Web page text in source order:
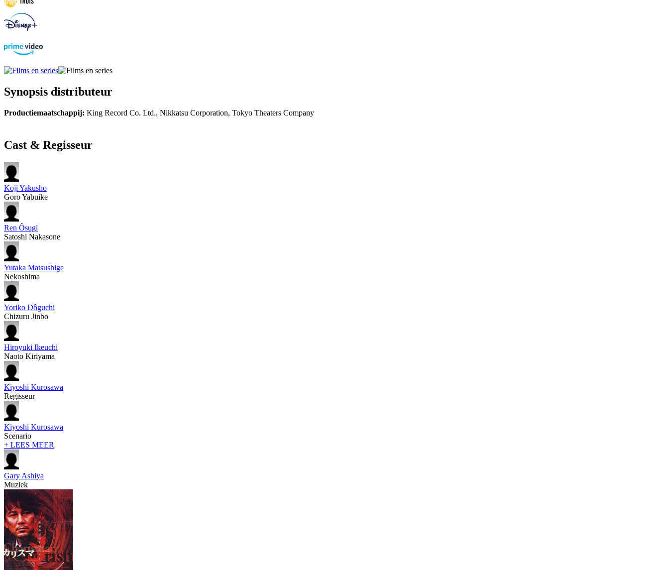
Synopsis distributeur
Productiemaatschappij: King Record Co. Ltd., Nikkatsu Corporation, Tokyo Theaters Company
Cast & Regisseur
Koji Yakusho
Goro Yabuike
Ren Ôsugi
Satoshi Nakasone
Yutaka Matsushige
Nekoshima
Yoriko Dôguchi
Chizuru Jinbo
Hiroyuki Ikeuchi
Naoto Kiriyama
Kiyoshi Kurosawa
Regisseur
Kiyoshi Kurosawa
Scenario
+ LEES MEER
Gary Ashiya
Muziek